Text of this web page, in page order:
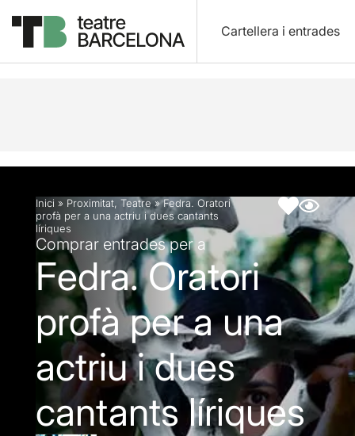
Cartellera i entrades
Descripció Fitxa artística
Inici » Proximitat, Teatre»Fedra. Oratori
profà per a una actriu i dues cantants
líriques
Comprar entrades per a
Fedra. Oratori
profà per a una
actriu i dues
cantants líriques